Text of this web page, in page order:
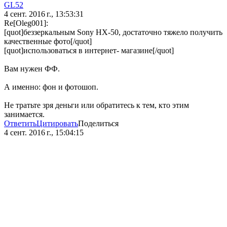
GL52
4 сент. 2016 г., 13:53:31
Re[Oleg001]:
[quot]беззеркальным Sony HX-50, достаточно тяжело получить
качественные фото[/quot]
[quot]использоваться в интернет- магазине[/quot]
Вам нужен ФФ.
А именно: фон и фотошоп.
Не тратьте зря деньги или обратитесь к тем, кто этим
занимается.
ОтветитьЦитироватьПоделиться
4 сент. 2016 г., 15:04:15